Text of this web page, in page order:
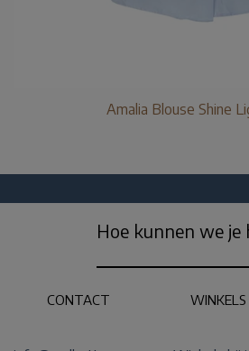
Amalia Blouse Shine
Hoe kunnen we je
CONTACT WINKELS